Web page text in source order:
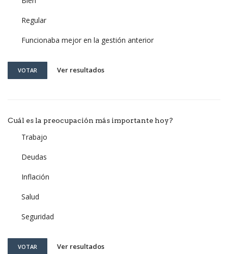
Regular
Funcionaba mejor en la gestión anterior
VOTAR Ver resultados
Cuál es la preocupación más importante hoy?
Trabajo
Deudas
Inflación
Salud
Seguridad
VOTAR Ver resultados